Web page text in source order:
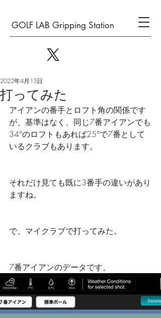
GOLF LAB Gripping Station
打ってみた
2022年4月13日
アイアンの番手とロフト角の関係です
が、基準はなく、同じ7番アイアンでも
34°のロフトもあれば25°で7番として
いるクラブもあります。
それだけ見ても既に3番手の違いがあり
ますね。
で、マイクラブで打ってみた。
7番アイアンのデータです。